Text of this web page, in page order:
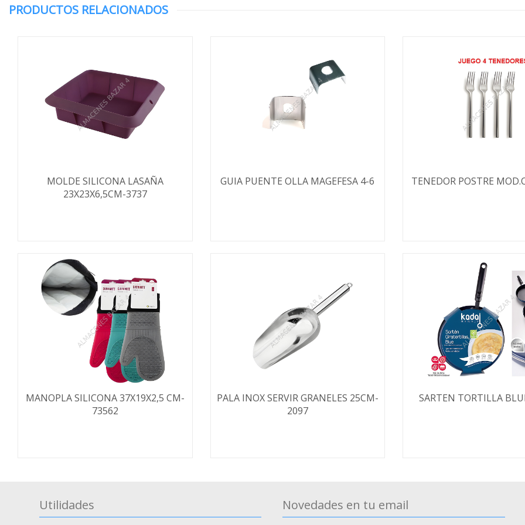
PRODUCTOS RELACIONADOS
MOLDE SILICONA LASAÑA
23X23X6,5CM-3737
GUIA PUENTE OLLA MAGEFESA 4-6 TENEDOR POSTRE
MANOPLA SILICONA 37X19X2,5 CM-
73562
PALA INOX SERVIR GRANELES 25CM-
2097
SARTEN TORTILLA
Utilidades Novedades en tu email